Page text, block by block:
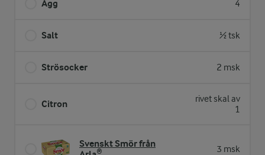
Ägg 4
Salt ½ tsk
Strösocker 2 msk
Citron
rivet skal av
1
Svenskt Smör från
3 msk